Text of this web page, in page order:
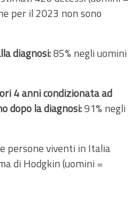
per il 2023 non sono
diagnosi:85% negli uomini
4 anni condizionata ad
dopo la diagnosi:91% negli
persone viventi in Italia
di Hodgkin (uomini =